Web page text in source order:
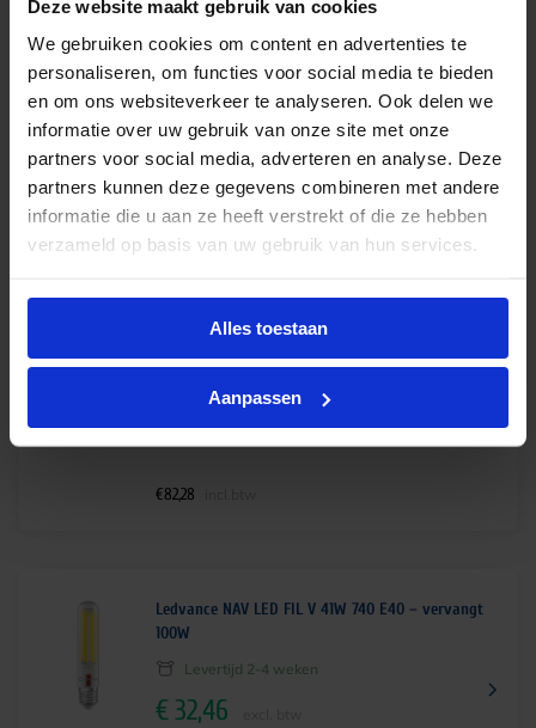
Deze website maakt gebruik van cookies
We gebruiken cookies om content en advertenties te
personaliseren, om functies voor social media te bieden
en om ons websiteverkeer te analyseren. Ook delen we
informatie over uw gebruik van onze site met onze
partners voor social media, adverteren en analyse. Deze
partners kunnen deze gegevens combineren met andere
informatie die u aan ze heeft verstrekt of die ze hebben
verzameld op basis van uw gebruik van hun services.
Alles toestaan
Aanpassen
Philips Master TrueForce LED SON-T 65W 727 E40
– vervangt 150W
Levertijd 4-6 werkdagen
€ 141,00 excl. btw
€170,61 incl.btw
Philips Master TrueForce LED SON-T M 23W 740
E27 – vervangt 50W
Levertijd 3-5 weken
€68,00
€82,28
Ledvance NAV LED FIL V 41W 740 E40 – vervangt
100W
Levertijd 2-4 weken
€32,46